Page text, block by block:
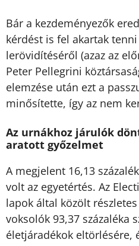
Bár a kezdeményezők
kérdést is fel akartak
lerövidítéséről (azaz az
Peter Pellegrini
elemzése után ezt a
minősítette, így az nem
Az urnákhoz járulók
aratott győzelmet
A megjelent 16,13
volt az egyetértés. Az
lapok által közölt
voksolók 93,37 százaléka
életjáradékok eltörlésére,